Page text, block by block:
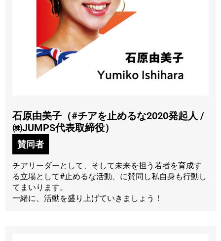
石原由美子（#チアを止めるな2020発起人 /
㈱JUMPS代表取締役）
賛同者
チアリーダーとして、そして未来を担う若者を育成す
る立場として#止めるな活動、に賛同し私自身も行動し
てまいります。
一緒に、活動を盛り上げていきましょう！